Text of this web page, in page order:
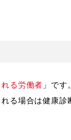
る労働者 」です
る場合は健康診